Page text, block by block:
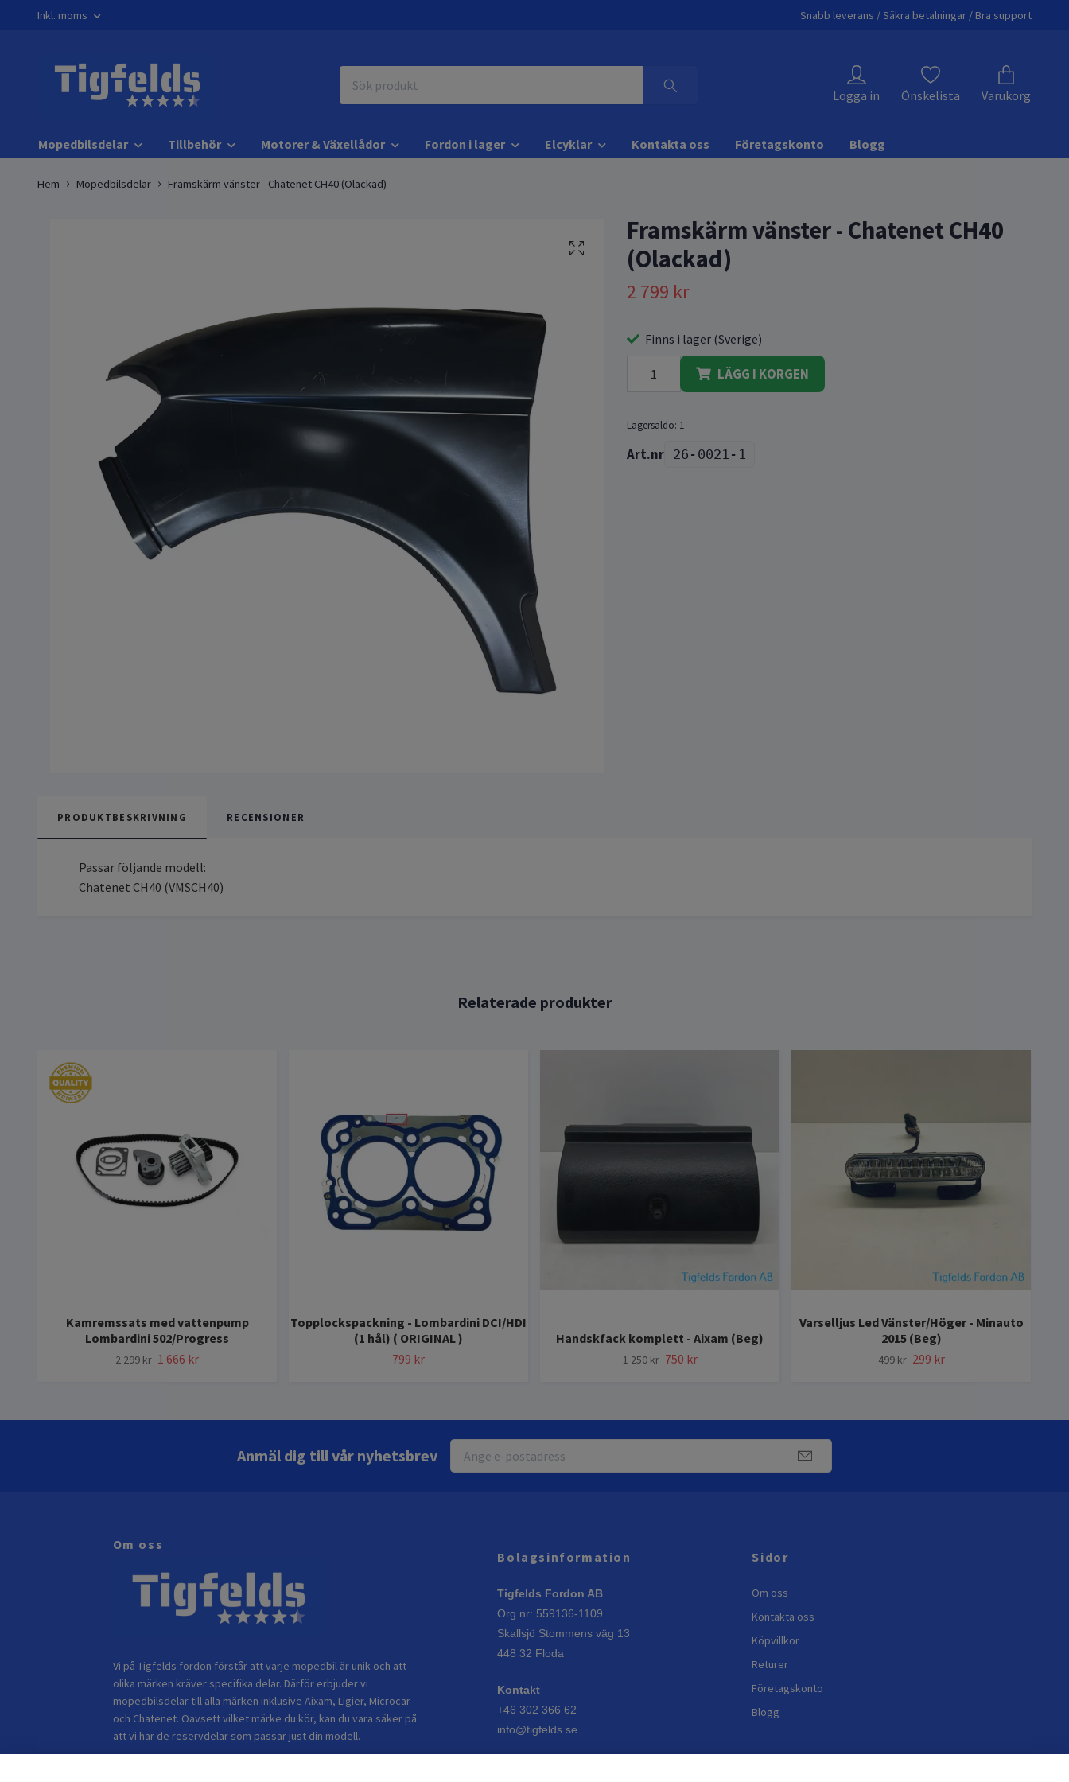
Inkl. moms Snabb leverans / Säkra betalningar / Bra support
Logga in Önskelista Varukorg
Mopedbilsdelar Tillbehör Motorer & Växellådor Fordon i lager Elcyklar Kontakta oss Företagskonto Blogg
Hem Mopedbilsdelar Framskärm vänster - Chatenet CH40 (Olackad)
Framskärm vänster - Chatenet CH40
(Olackad)
2 799 kr
Finns i lager (Sverige)
LÄGG I KORGEN
Lagersaldo: 1
26-0021-1
PRODUKTBESKRIVNING RECENSIONER
Passar följande modell:
Chatenet CH40 (VMSCH40)
Kamremssats med vattenpump
Lombardini 502/Progress
2 299 kr 1 666 kr
Topplockspackning - Lombardini DCI/HDI
(1 hål) ( ORIGINAL )
799 kr
Handskfack komplett - Aixam (Beg)
1 250 kr 750 kr
Varselljus Led Vänster/Höger - Minauto
2015 (Beg)
499 kr 299 kr
Anmäl dig till vår nyhetsbrev
Om oss
Vi på Tigfelds fordon förstår att varje mopedbil är unik och att
olika märken kräver specifika delar. Därför erbjuder vi
mopedbilsdelar till alla märken inklusive Aixam, Ligier, Microcar
och Chatenet. Oavsett vilket märke du kör, kan du vara säker på
att vi har de reservdelar som passar just din modell.
Bolagsinformation
Tigfelds Fordon AB
Org.nr: 559136-1109
Skallsjö Stommens väg 13
448 32 Floda
Kontakt
+46 302 366 62
info@tigfelds.se
Sidor
Om oss
Kontakta oss
Köpvillkor
Returer
Företagskonto
Blogg